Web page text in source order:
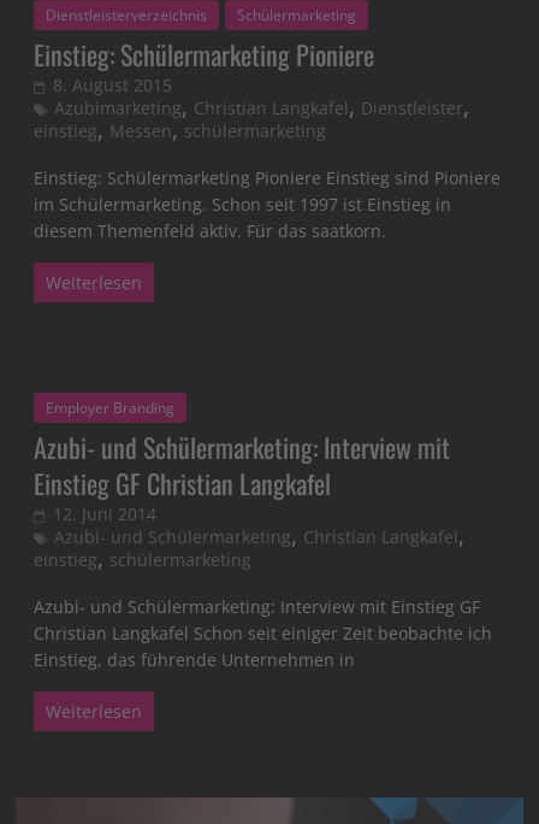
Dienstleisterverzeichnis Schülermarketing
Einstieg: Schülermarketing Pioniere
8. August 2015
Azubimarketing, Christian Langkafel, Dienstleister,
einstieg, Messen, schülermarketing
Einstieg: Schülermarketing Pioniere Einstieg sind Pioniere
im Schülermarketing. Schon seit 1997 ist Einstieg in
diesem Themenfeld aktiv. Für das saatkorn.
Weiterlesen
Employer Branding
Azubi- und Schülermarketing: Interview mit
Einstieg GF Christian Langkafel
12. Juni 2014
Azubi- und Schülermarketing, Christian Langkafel,
einstieg, schülermarketing
Azubi- und Schülermarketing: Interview mit Einstieg GF
Christian Langkafel Schon seit einiger Zeit beobachte ich
Einstieg, das führende Unternehmen in
Weiterlesen